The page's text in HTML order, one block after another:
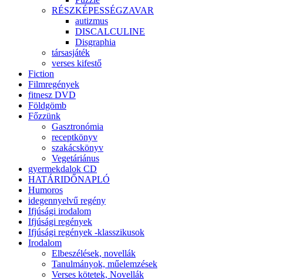
RÉSZKÉPESSÉGZAVAR
autizmus
DISCALCULINE
Disgraphia
társasjáték
verses kifestő
Fiction
Filmregények
fitnesz DVD
Földgömb
Főzzünk
Gasztronómia
receptkönyv
szakácskönyv
Vegetáriánus
gyermekdalok CD
HATÁRIDŐNAPLÓ
Humoros
idegennyelvű regény
Ifjúsági irodalom
Ifjúsági regények
Ifjúsági regények -klasszikusok
Irodalom
Elbeszélések, novellák
Tanulmányok, műelemzések
Verses kötetek, Novellák